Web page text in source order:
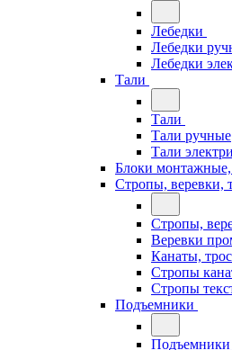
Лебедки
Лебедки
Лебедки
Тали
Тали
Тали ручные
Тали
Блоки
Стропы, веревки,
Стропы,
Веревки
Канаты,
Стропы
Стропы
Подъемники
Подъемники